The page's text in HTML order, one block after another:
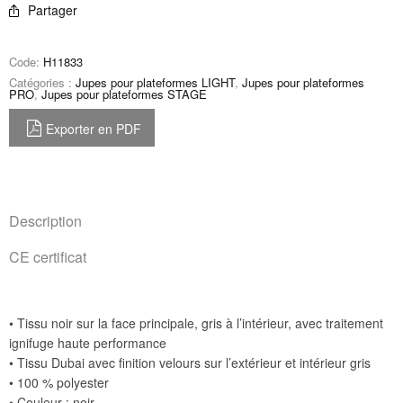
Partager
Code: H11833
Catégories : Jupes pour plateformes LIGHT, Jupes pour plateformes
PRO,Jupes pour plateformes STAGE
Exporter en PDF
Description
CE certificat
• Tissu noir sur la face principale, gris à l’intérieur, avec traitement
ignifuge haute performance
• Tissu Dubai avec finition velours sur l’extérieur et intérieur gris
• 100 % polyester